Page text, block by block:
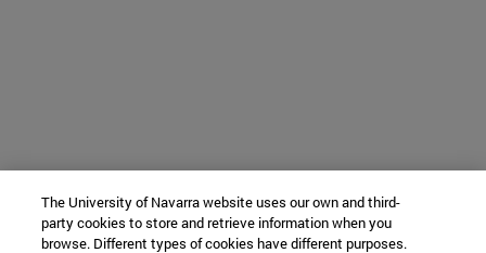
The University of Navarra website uses our own and third-
party cookies to store and retrieve information when you
browse. Different types of cookies have different purposes.